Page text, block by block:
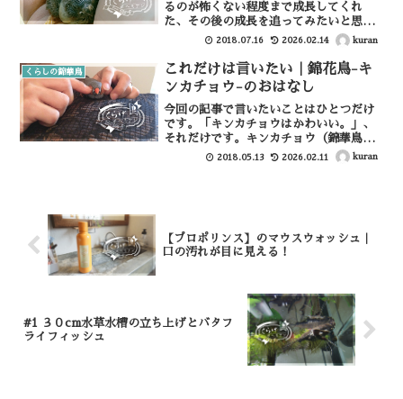
るのが怖くない程度まで成長してくれ
た、その後の成長を追ってみたいと思い
ます。 (adsbygoogle =
しく生まれた錦花鳥は二羽...
2018.07.16 2026.02.14 kuran
くらしの錦華鳥
これだけは言いたい｜錦花鳥-キ
ンカチョウ-のおはなし
今回の記事で言いたいことはひとつだけ
です。「キンカチョウはかわいい。」、
それだけです。キンカチョウ（錦華鳥・
錦花鳥）のことをご存知ない方も多いか
2018.05.13 2026.02.11 kuran
【プロポリンス】のマウスウォッシュ｜
口の汚れが目に見える！
#1 ３０cm水草水槽の立ち上げとバタフ
ライフィッシュ